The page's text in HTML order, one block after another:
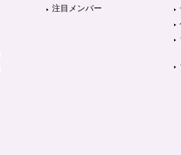
注目メンバー